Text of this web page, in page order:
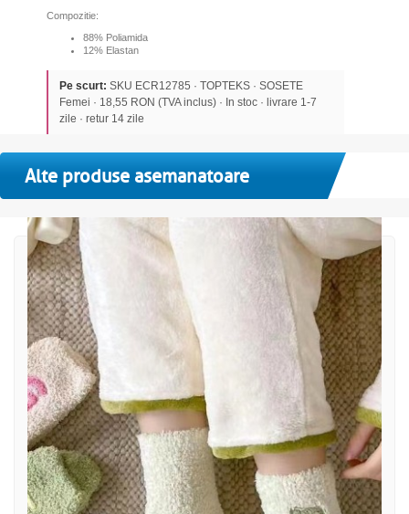
Compozitie:
88% Poliamida
12% Elastan
Pe scurt: SKU ECR12785 · TOPTEKS · SOSETE
Femei · 18,55 RON (TVA inclus) · In stoc · livrare 1-7
zile · retur 14 zile
Alte produse asemanatoare